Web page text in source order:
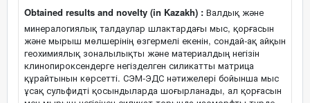
Obtained results and novelty (in Kazakh) : Валдық және
минералогиялық талдаулар шлактардағы мыс, қорғасын
және мырыш мөлшерінің өзгермелі екенін, сондай-ақ айқын
геохимиялық зоналылықты және материалдың негізін
клинопироксендерге негізделген силикатты матрица
құрайтынын көрсетті. СЭМ-ЭДС нәтижелері бойынша мыс
ұсақ сульфидті қосындыларда шоғырланады, ал қорғасын